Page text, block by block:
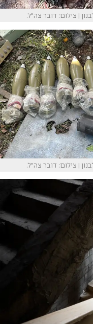
| צילום: דובר צה"ל.
| צילום: דובר צה"ל.